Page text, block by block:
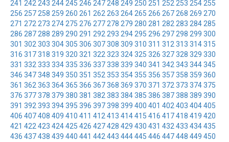
241 242 243 244 245 246 247 248 249 250 251 252 253 254 255
256 257 258 259 260 261 262 263 264 265 266 267 268 269 270
271 272 273 274 275 276 277 278 279 280 281 282 283 284 285
286 287 288 289 290 291 292 293 294 295 296 297 298 299 300
301 302 303 304305 306 307308 309 310 311 312 313 314315
316 317318 319 320 321 322 323 324325 326 327328 329 330
331 332 333 334335 336 337338 339 340 341 342 343 344345
346 347348 349 350 351 352 353 354355 356 357358 359 360
361 362 363 364365 366 367368 369 370 371 372 373 374375
376 377378 379 380 381 382 383 384385 386 387388 389 390
391 392 393 394395 396 397398 399 400 401 402 403 404405
406 407408 409 410 411 412 413 414415 416 417418 419 420
421 422 423 424425 426 427428 429 430 431 432 433 434435
436 437438 439 440 441 442 443 444445 446 447448 449 450